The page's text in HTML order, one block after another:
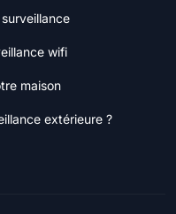
wifi
maison
extérieure ?